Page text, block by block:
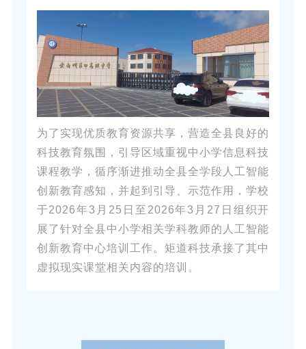
为了实现优质教育资源共享，营造全县良好的
科技教育氛围，引导区域重视中小学信息科技
课程教学，循序渐进推动全县全学段人工智能
创新教育感知，并起到引导、示范作用，学校
于2026年3月25日至2026年3月27日组织开
展了针对全县中小学相关学科教师的人工智能
创新教育中心培训工作。矩道科技承接了其中
虚拟现实课堂相关内容的培训。